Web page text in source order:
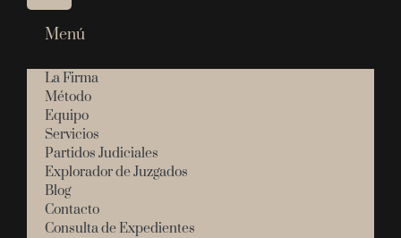
Menú
La Firma
Método
Equipo
Servicios
Partidos Judiciales
Explorador de Juzgados
Blog
Contacto
Consulta de Expedientes